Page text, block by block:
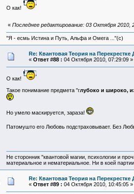
О как!
« Последнее редактирование: 03 Октября 2010,
"Я - есмь Истина и Путь, Альфа и Омега ..."(с)
Re: Квантовая Теория на Перекрестке
« Ответ #88 : 04 Октября 2010, 07:29:09 »
О как!
Такое понимание предмета "глубоко и широко,
Но умело маскируется, зараза!
Патомушто его Любовь подстраховывает. Без
Не сторонник "квантовой магии, психологии и
материальное и нематериальное. Ни в коей
Re: Квантовая Теория на Перекрестке
« Ответ #89 : 04 Октября 2010, 10:45:05 »